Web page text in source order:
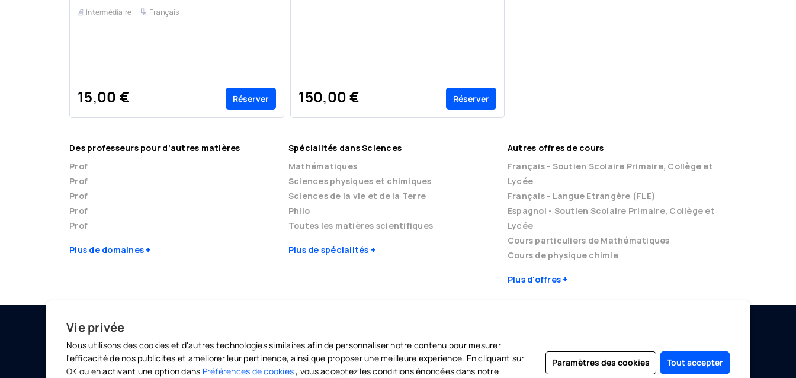
Intermédiaire Français
15,00 € Réserver 150,00 € Réserver
Des professeurs pour d’autres matières
Prof
Prof
Prof
Prof
Prof
Plus de domaines
Spécialités dans Sciences
Mathématiques
Sciences physiques et chimiques
Sciences de la vie et de la Terre
Philo
Toutes les matières scientifiques
Plus de spécialités
Autres offres de cours
Français - Soutien Scolaire Primaire, Collège et
Lycée
Français - Langue Etrangère (FLE)
Espagnol - Soutien Scolaire Primaire, Collège et
Lycée
Cours particuliers de Mathématiques
Cours de physique chimie
Plus d'offres
MARKETPLACE
Professeurs particuliers
OLINOM
Offres professeurs
AIDE ET SÉCURITÉ
Centre d'aide et de support Devenir Enseignant
Vie privée
Nous utilisons des cookies et d'autres technologies similaires afin de personnaliser notre contenu pour mesurer
l'efficacité de nos publicités et améliorer leur pertinence, ainsi que proposer une meilleure expérience. En cliquant sur
OK ou en activant une option dans Préférences de cookies, vous acceptez les conditions énoncées dans notre
Paramètres des cookies Tout accepter